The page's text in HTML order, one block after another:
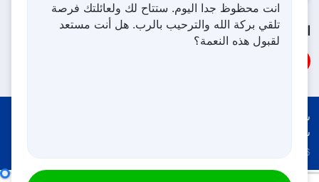
اتبعنا
شروط الاستخدام
سياسة ملفات تعريف الارتباط
Copyright © 2026
انت محظوظ جدا اليوم. ستتاح لك ولعائلتك فرصة
تلقي بركة الله والترحيب بالرب. هل أنت مستعد
لقبول هذه النعمة؟